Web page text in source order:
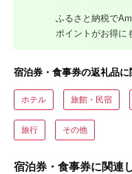
ふるさと納税で
ポイントがお得に
宿泊券・食事券の返礼品
ホテル 旅館・民宿
旅行 その他
宿泊券・食事券に関連